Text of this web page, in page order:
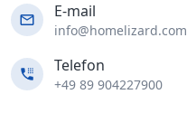
E-mail
info@homelizard.com
Telefon
+49 89 904227900